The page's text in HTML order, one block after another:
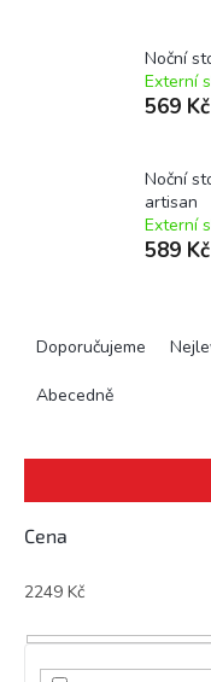
Noční
Externí
569 Kč
Noční
artisan
Externí
589 Kč
r
o
u
t
Doporučujeme
Abecedně
Cena
2249 Kč